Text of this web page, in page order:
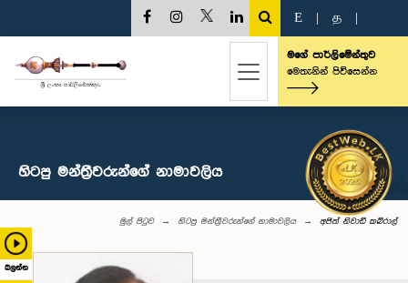
බලන්න
E த
මගේ පාර්ලිමේන්තුව
මෙතැනින් පිවිසෙන්න
හිටපු මන්ත්‍රීවරුන්ගේ නාමාවලිය
මුල් පිටුව හිටපු මන්ත්‍රීවරුන්ගේ නාමාවලිය අජිත් නිවාඩ් කබ්රාල්